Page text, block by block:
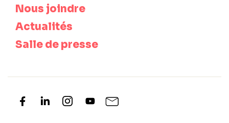
Nous joindre
Actualités
Salle de presse